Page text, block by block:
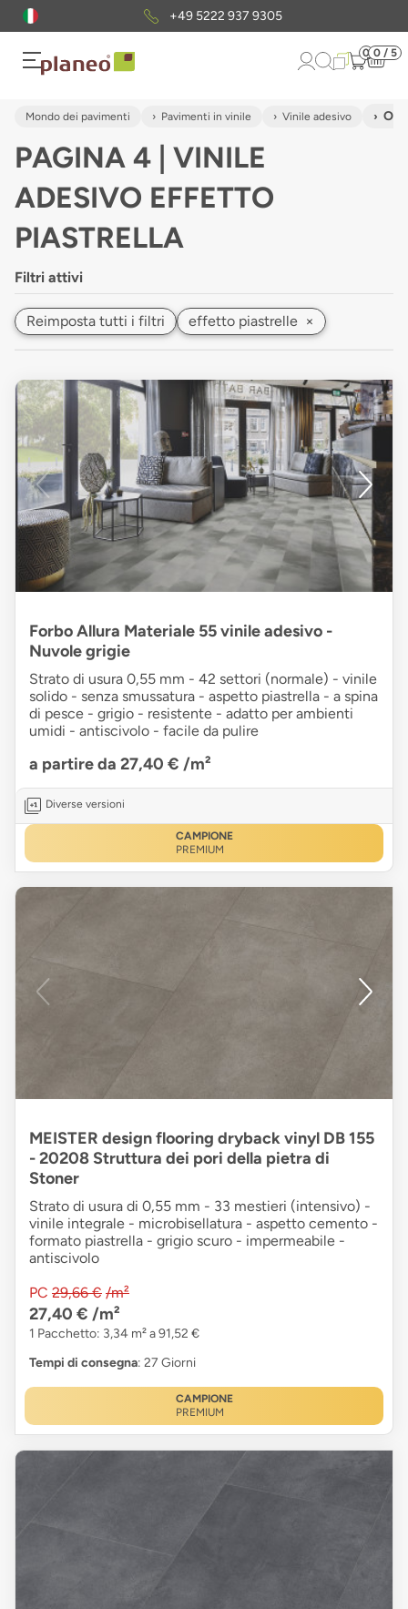
Pacchetto di campionigratuiti
0 0 / 5
Mondo dei pavimenti Pavimenti in vinile Vinile adesivo
PAGINA 4 | VINILE
ADESIVO EFFETTO
PIASTRELLA
Filtri attivi
Reimposta tutti i filtri effetto piastrelle ×
Forbo Allura Materiale 55 vinile adesivo -
Nuvole grigie
Strato di usura 0,55 mm - 42 settori (normale) - vinile
solido - senza smussatura - aspetto piastrella - a spina
di pesce - grigio - resistente - adatto per ambienti
umidi - antiscivolo - facile da pulire
a partire da 27,40 € /m²
Diverse versioni
CAMPIONE
PREMIUM
MEISTER design flooring dryback vinyl DB 155
- 20208 Struttura dei pori della pietra di
Stoner
Strato di usura di 0,55 mm - 33 mestieri (intensivo) -
vinile integrale - microbisellatura - aspetto cemento -
formato piastrella - grigio scuro - impermeabile -
antiscivolo
PC 29,66 € /m²
27,40 € /m²
1 Pacchetto: 3,34 m² a 91,52 €
Tempi di consegna: 27 Giorni
CAMPIONE
PREMIUM